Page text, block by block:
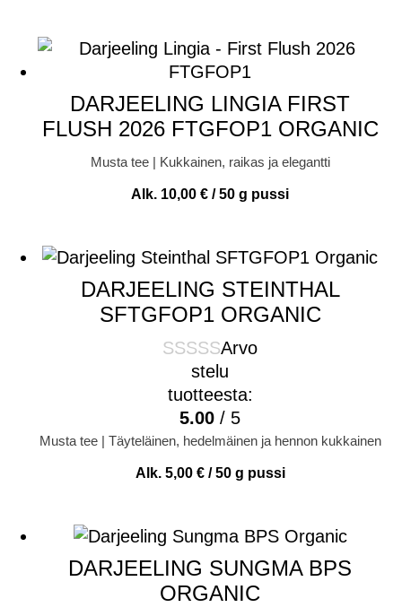
DARJEELING LINGIA FIRST
FLUSH 2026 FTGFOP1 ORGANIC
Musta tee | Kukkainen, raikas ja elegantti
Alk. 10,00 € / 50 g pussi
DARJEELING STEINTHAL
SFTGFOP1 ORGANIC
Arvo
stelu
tuotteesta:
5.00 / 5
Musta tee | Täyteläinen, hedelmäinen ja hennon kukkainen
Alk. 5,00 €/ 50 g pussi
DARJEELING SUNGMA BPS
ORGANIC